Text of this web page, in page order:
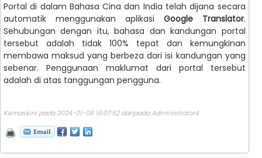
Portal di dalam Bahasa Cina dan India telah dijana secara
automatik menggunakan aplikasi Google Translator.
Sehubungan dengan itu, bahasa dan kandungan portal
tersebut adalah tidak 100% tepat dan kemungkinan
membawa maksud yang berbeza dari isi kandungan yang
sebenar. Penggunaan maklumat dari portal tersebut
adalah di atas tanggungan pengguna.
Kemaskini pada 2024-01-08 16:07:52 daripada Administrator4